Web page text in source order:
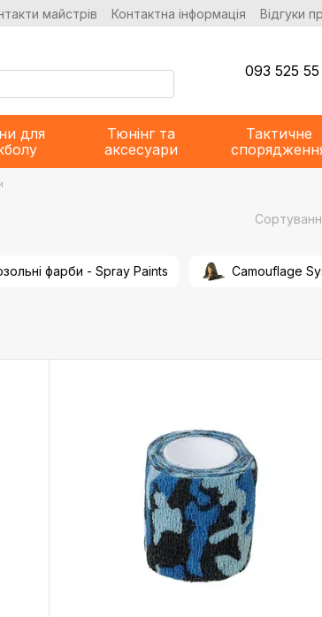
майстрів Контактна інформація Відгуки
093 525
для
Тюнінг та
аксесуари
Тактичне
фарби - Spray Paints Camouflage